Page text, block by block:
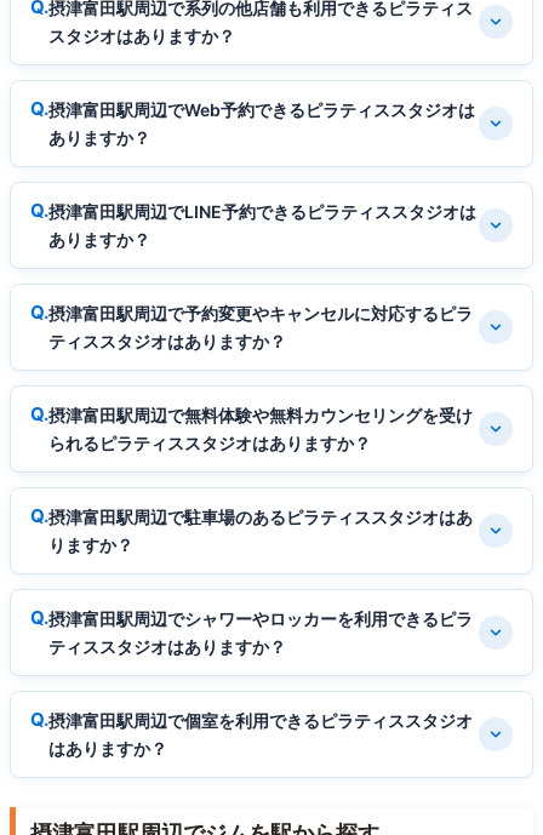
摂津富田駅周辺で系列の他店舗も利用できるピラティス
スタジオはありますか？
摂津富田駅周辺でWeb予約できるピラティススタジオは
ありますか？
摂津富田駅周辺でLINE予約できるピラティススタジオは
ありますか？
摂津富田駅周辺で予約変更やキャンセルに対応するピラ
ティススタジオはありますか？
摂津富田駅周辺で無料体験や無料カウンセリングを受け
られるピラティススタジオはありますか？
摂津富田駅周辺で駐車場のあるピラティススタジオはあ
りますか？
摂津富田駅周辺でシャワーやロッカーを利用できるピラ
ティススタジオはありますか？
摂津富田駅周辺で個室を利用できるピラティススタジオ
はありますか？